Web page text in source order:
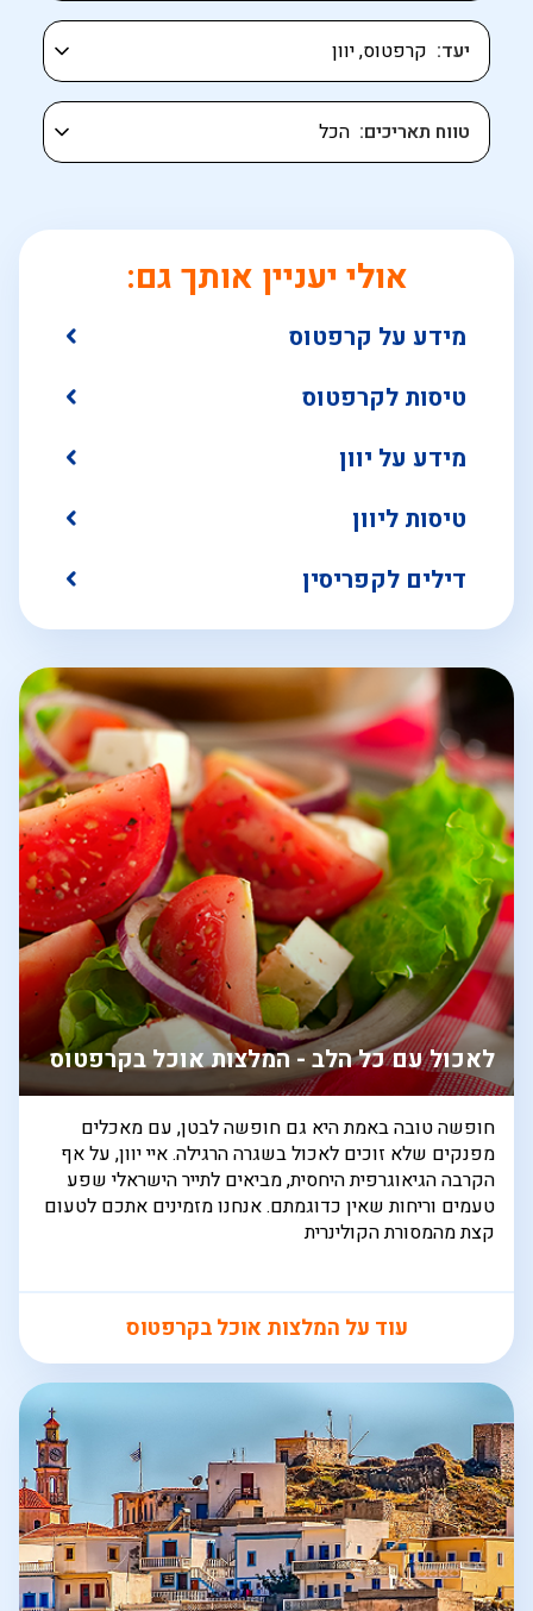
יעד
טווח תאריכים
אולי יעניין אותך גם:
מידע על קרפטוס
טיסות לקרפטוס
מידע על יוון
טיסות ליוון
דילים לקפריסין
לאכול עם כל הלב - המלצות אוכל בקרפטוס
חופשה טובה באמת היא גם חופשה לבטן, עם מאכלים
מפנקים שלא זוכים לאכול בשגרה הרגילה. איי יוון, על אף
הקרבה הגיאוגרפית היחסית, מביאים לתייר הישראלי שפע
טעמים וריחות שאין כדוגמתם. אנחנו מזמינים אתכם לטעום
קצת מהמסורת הקולינרית
עוד על המלצות אוכל בקרפטוס